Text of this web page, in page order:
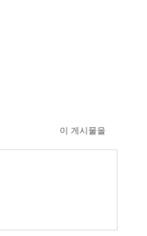
이 게시물을